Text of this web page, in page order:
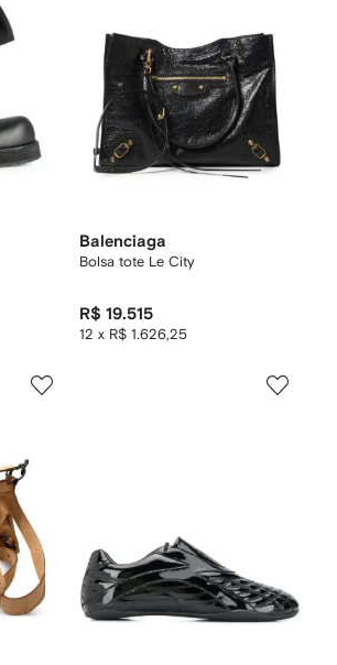
Balenciaga
Bolsa tote Le City
R$ 19.515
12 x R$ 1.626,25